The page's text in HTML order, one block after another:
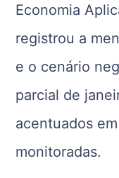
Economia
registrou a
e o cenário
parcial de
acentuados
monitoradas.